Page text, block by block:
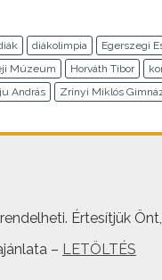
diákolimpia Egerszegi
Múzeum
Horváth Tibor
András
Zrínyi Miklós
Értesítjük
– LETÖLTÉS